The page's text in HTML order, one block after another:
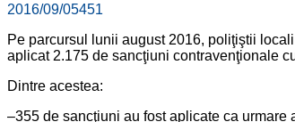
2016/09/05451
Pe parcursul lunii august 2016, poliţiştii
aplicat 2.175 de sancţiuni contravenţionale
Dintre acestea:
–355 de sancţiuni au fost aplicate ca